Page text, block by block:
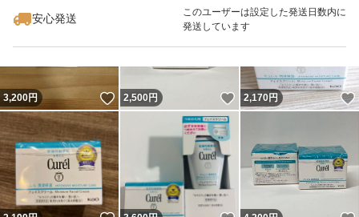
安心発送
このユーザーは設定した発送日数内に
発送しています
3,200円 いいね！
2,500円 いいね！
2,170円